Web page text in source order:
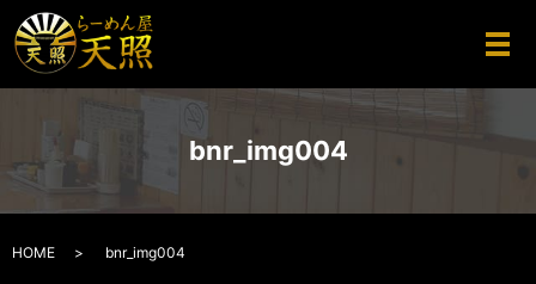
メ
bnr_img004
HOME bnr_img004